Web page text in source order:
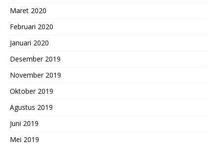
Maret 2020
Februari 2020
Januari 2020
Desember 2019
November 2019
Oktober 2019
Agustus 2019
Juni 2019
Mei 2019